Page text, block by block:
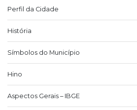
Perfil da Cidade
História
Símbolos do Município
Hino
Aspectos Gerais – IBGE